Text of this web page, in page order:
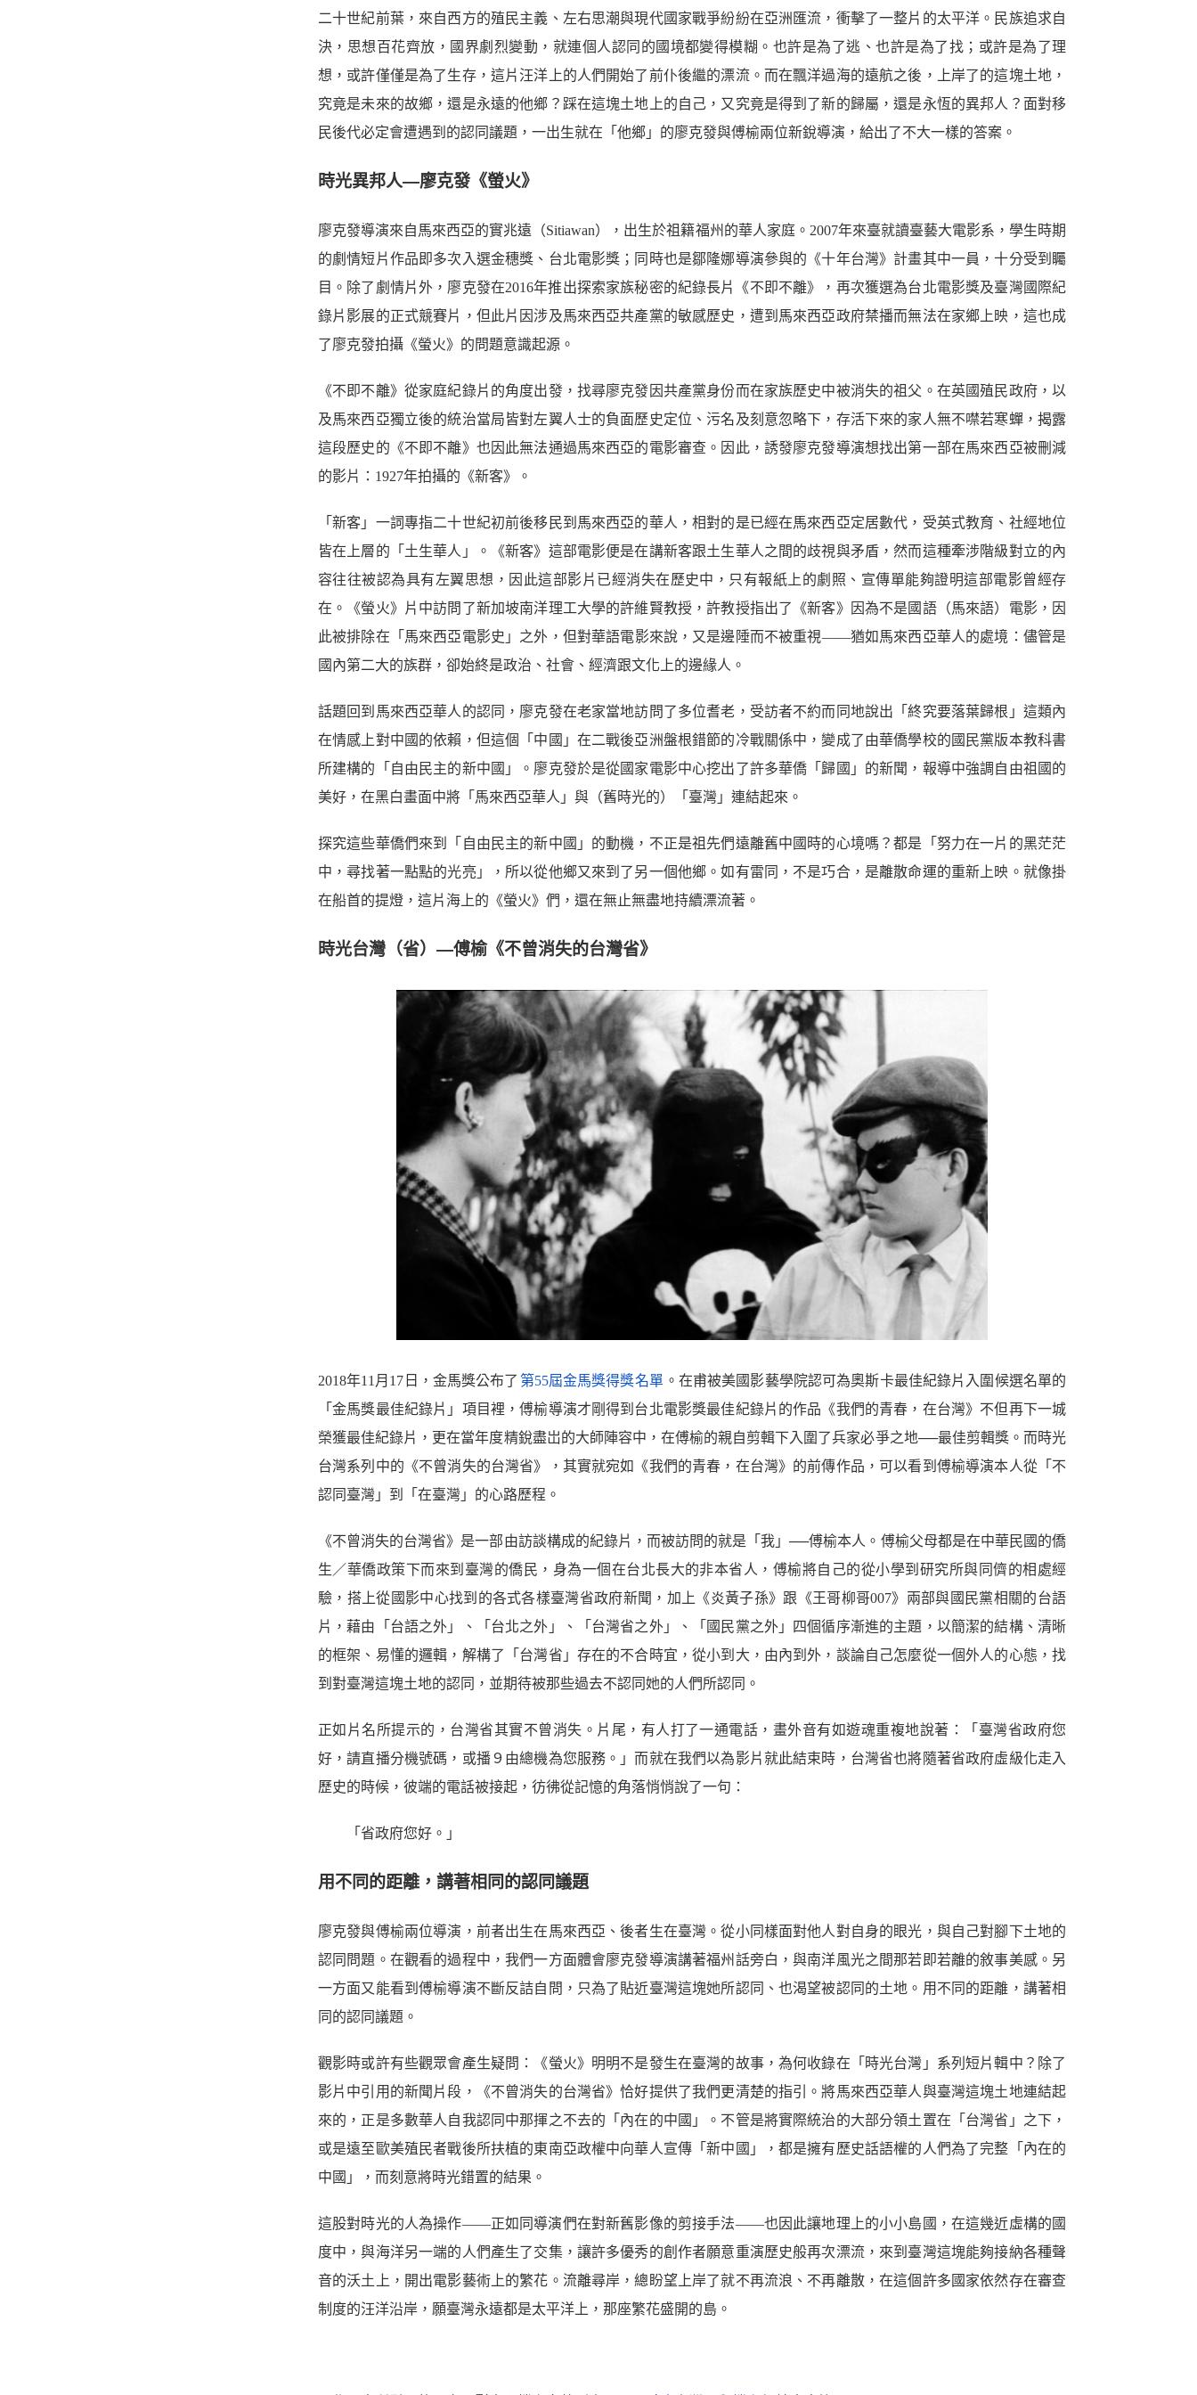
二十世紀前葉，來自西方的殖民主義、左右思潮與現代國家戰爭紛紛在亞洲匯流，衝擊了一整片的太平洋。民族追求自
決，思想百花齊放，國界劇烈變動，就連個人認同的國境都變得模糊。也許是為了逃、也許是為了找；或許是為了理
想，或許僅僅是為了生存，這片汪洋上的人們開始了前仆後繼的漂流。而在飄洋過海的遠航之後，上岸了的這塊土地，
究竟是未來的故鄉，還是永遠的他鄉？踩在這塊土地上的自己，又究竟是得到了新的歸屬，還是永恆的異邦人？面對移
民後代必定會遭遇到的認同議題，一出生就在「他鄉」的廖克發與傅榆兩位新銳導演，給出了不大一樣的答案。
時光異邦人—廖克發《螢火》
廖克發導演來自馬來西亞的實兆遠（Sitiawan），出生於祖籍福州的華人家庭。2007年來臺就讀臺藝大電影系，學生時期
的劇情短片作品即多次入選金穗獎、台北電影獎；同時也是鄒隆娜導演參與的《十年台灣》計畫其中一員，十分受到矚
目。除了劇情片外，廖克發在2016年推出探索家族秘密的紀錄長片《不即不離》，再次獲選為台北電影獎及臺灣國際紀
錄片影展的正式競賽片，但此片因涉及馬來西亞共產黨的敏感歷史，遭到馬來西亞政府禁播而無法在家鄉上映，這也成
了廖克發拍攝《螢火》的問題意識起源。
《不即不離》從家庭紀錄片的角度出發，找尋廖克發因共產黨身份而在家族歷史中被消失的祖父。在英國殖民政府，以
及馬來西亞獨立後的統治當局皆對左翼人士的負面歷史定位、污名及刻意忽略下，存活下來的家人無不噤若寒蟬，揭露
這段歷史的《不即不離》也因此無法通過馬來西亞的電影審查。因此，誘發廖克發導演想找出第一部在馬來西亞被刪減
的影片：1927年拍攝的《新客》。
「新客」一詞專指二十世紀初前後移民到馬來西亞的華人，相對的是已經在馬來西亞定居數代，受英式教育、社經地位
皆在上層的「土生華人」。《新客》這部電影便是在講新客跟土生華人之間的歧視與矛盾，然而這種牽涉階級對立的內
容往往被認為具有左翼思想，因此這部影片已經消失在歷史中，只有報紙上的劇照、宣傳單能夠證明這部電影曾經存
在。《螢火》片中訪問了新加坡南洋理工大學的許維賢教授，許教授指出了《新客》因為不是國語（馬來語）電影，因
此被排除在「馬來西亞電影史」之外，但對華語電影來說，又是邊陲而不被重視——猶如馬來西亞華人的處境：儘管是
國內第二大的族群，卻始終是政治、社會、經濟跟文化上的邊緣人。
話題回到馬來西亞華人的認同，廖克發在老家當地訪問了多位耆老，受訪者不約而同地說出「終究要落葉歸根」這類內
在情感上對中國的依賴，但這個「中國」在二戰後亞洲盤根錯節的冷戰關係中，變成了由華僑學校的國民黨版本教科書
所建構的「自由民主的新中國」。廖克發於是從國家電影中心挖出了許多華僑「歸國」的新聞，報導中強調自由祖國的
美好，在黑白畫面中將「馬來西亞華人」與（舊時光的）「臺灣」連結起來。
探究這些華僑們來到「自由民主的新中國」的動機，不正是祖先們遠離舊中國時的心境嗎？都是「努力在一片的黑茫茫
中，尋找著一點點的光亮」，所以從他鄉又來到了另一個他鄉。如有雷同，不是巧合，是離散命運的重新上映。就像掛
在船首的提燈，這片海上的《螢火》們，還在無止無盡地持續漂流著。
時光台灣（省）—傅榆《不曾消失的台灣省》
2018年11月17日，金馬獎公布了 第55屆金馬獎得獎名單 。在甫被美國影藝學院認可為奧斯卡最佳紀錄片入圍候選名單的
「金馬獎最佳紀錄片」項目裡，傅榆導演才剛得到台北電影獎最佳紀錄片的作品《我們的青春，在台灣》不但再下一城
榮獲最佳紀錄片，更在當年度精銳盡岀的大師陣容中，在傅榆的親自剪輯下入圍了兵家必爭之地──最佳剪輯獎。而時光
台灣系列中的《不曾消失的台灣省》，其實就宛如《我們的青春，在台灣》的前傳作品，可以看到傅榆導演本人從「不
認同臺灣」到「在臺灣」的心路歷程。
《不曾消失的台灣省》是一部由訪談構成的紀錄片，而被訪問的就是「我」──傅榆本人。傅榆父母都是在中華民國的僑
生／華僑政策下而來到臺灣的僑民，身為一個在台北長大的非本省人，傅榆將自己的從小學到研究所與同儕的相處經
驗，搭上從國影中心找到的各式各樣臺灣省政府新聞，加上《炎黃子孫》跟《王哥柳哥007》兩部與國民黨相關的台語
片，藉由「台語之外」、「台北之外」、「台灣省之外」、「國民黨之外」四個循序漸進的主題，以簡潔的結構、清晰
的框架、易懂的邏輯，解構了「台灣省」存在的不合時宜，從小到大，由內到外，談論自己怎麼從一個外人的心態，找
到對臺灣這塊土地的認同，並期待被那些過去不認同她的人們所認同。
正如片名所提示的，台灣省其實不曾消失。片尾，有人打了一通電話，畫外音有如遊魂重複地說著：「臺灣省政府您
好，請直播分機號碼，或播９由總機為您服務。」而就在我們以為影片就此結束時，台灣省也將隨著省政府虛級化走入
歷史的時候，彼端的電話被接起，彷彿從記憶的角落悄悄說了一句：
「省政府您好。」
用不同的距離，講著相同的認同議題
廖克發與傅榆兩位導演，前者出生在馬來西亞、後者生在臺灣。從小同樣面對他人對自身的眼光，與自己對腳下土地的
認同問題。在觀看的過程中，我們一方面體會廖克發導演講著福州話旁白，與南洋風光之間那若即若離的敘事美感。另
一方面又能看到傅榆導演不斷反詰自問，只為了貼近臺灣這塊她所認同、也渴望被認同的土地。用不同的距離，講著相
同的認同議題。
觀影時或許有些觀眾會產生疑問：《螢火》明明不是發生在臺灣的故事，為何收錄在「時光台灣」系列短片輯中？除了
影片中引用的新聞片段，《不曾消失的台灣省》恰好提供了我們更清楚的指引。將馬來西亞華人與臺灣這塊土地連結起
來的，正是多數華人自我認同中那揮之不去的「內在的中國」。不管是將實際統治的大部分領土置在「台灣省」之下，
或是遠至歐美殖民者戰後所扶植的東南亞政權中向華人宣傳「新中國」，都是擁有歷史話語權的人們為了完整「內在的
中國」，而刻意將時光錯置的結果。
這股對時光的人為操作——正如同導演們在對新舊影像的剪接手法——也因此讓地理上的小小島國，在這幾近虛構的國
度中，與海洋另一端的人們產生了交集，讓許多優秀的創作者願意重演歷史般再次漂流，來到臺灣這塊能夠接納各種聲
音的沃土上，開出電影藝術上的繁花。流離尋岸，總盼望上岸了就不再流浪、不再離散，在這個許多國家依然存在審查
制度的汪洋沿岸，願臺灣永遠都是太平洋上，那座繁花盛開的島。